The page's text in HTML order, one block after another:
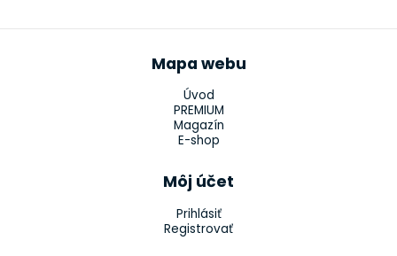
Mapa webu
Úvod
PREMIUM
Magazín
E-shop
Môj účet
Prihlásiť
Registrovať